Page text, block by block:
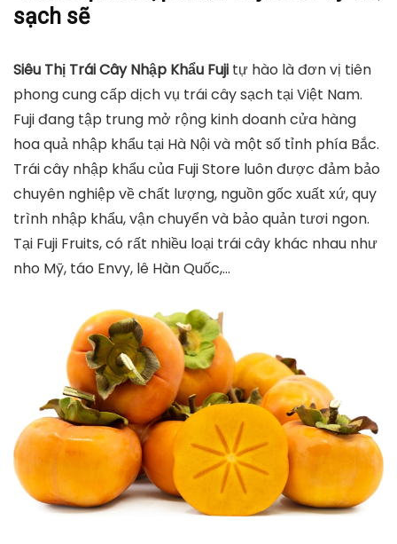
sạch sẽ
Siêu Thị Trái Cây Nhập Khẩu Fuji tự hào là đơn vị tiên
phong cung cấp dịch vụ trái cây sạch tại Việt Nam.
Fuji đang tập trung mở rộng kinh doanh cửa hàng
hoa quả nhập khẩu tại Hà Nội và một số tỉnh phía Bắc.
Trái cây nhập khẩu của Fuji Store luôn được đảm bảo
chuyên nghiệp về chất lượng, nguồn gốc xuất xứ, quy
trình nhập khẩu, vận chuyển và bảo quản tươi ngon.
Tại Fuji Fruits, có rất nhiều loại trái cây khác nhau như
nho Mỹ, táo Envy, lê Hàn Quốc,…